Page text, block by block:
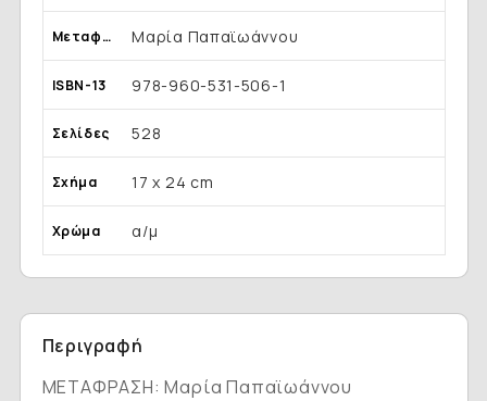
Μεταφραστής Μαρία Παπαϊωάννου
ISBN-13 978-960-531-506-1
Σελίδες 528
Σχήμα 17 x 24 cm
Χρώμα α/μ
Περιγραφή
ΜΕΤΑΦΡΑΣΗ: Μαρία Παπαϊωάννου